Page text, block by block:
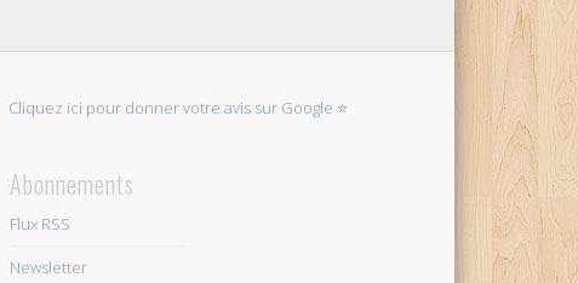
Cliquez ici pour donner votre avis sur Google ⭐
Abonnements
Flux RSS
Newsletter